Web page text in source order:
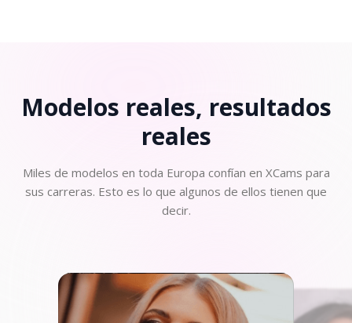
Modelos reales, resultados
reales
Miles de modelos en toda Europa confían en XCams para
sus carreras. Esto es lo que algunos de ellos tienen que
decir.